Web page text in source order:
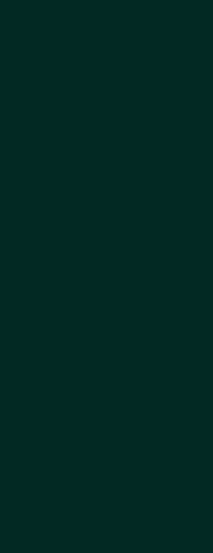
mais sans
sur l'origine
commun ou
être d'une
spécifiques en
famille, il pourrait
les régions
la distribution